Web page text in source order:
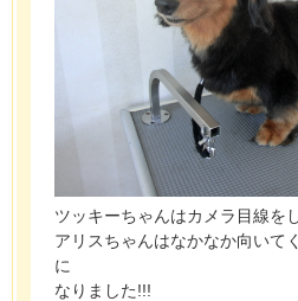
ツッキーちゃんはカメラ目線を
アリスちゃんはなかなか向いて
に
なりました!!!